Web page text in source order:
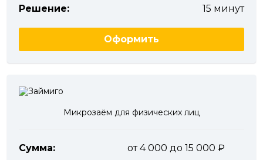
Решение:
15 минут
Оформить
Микрозаём для физических лиц
Сумма:
от 4 000 до 15 000